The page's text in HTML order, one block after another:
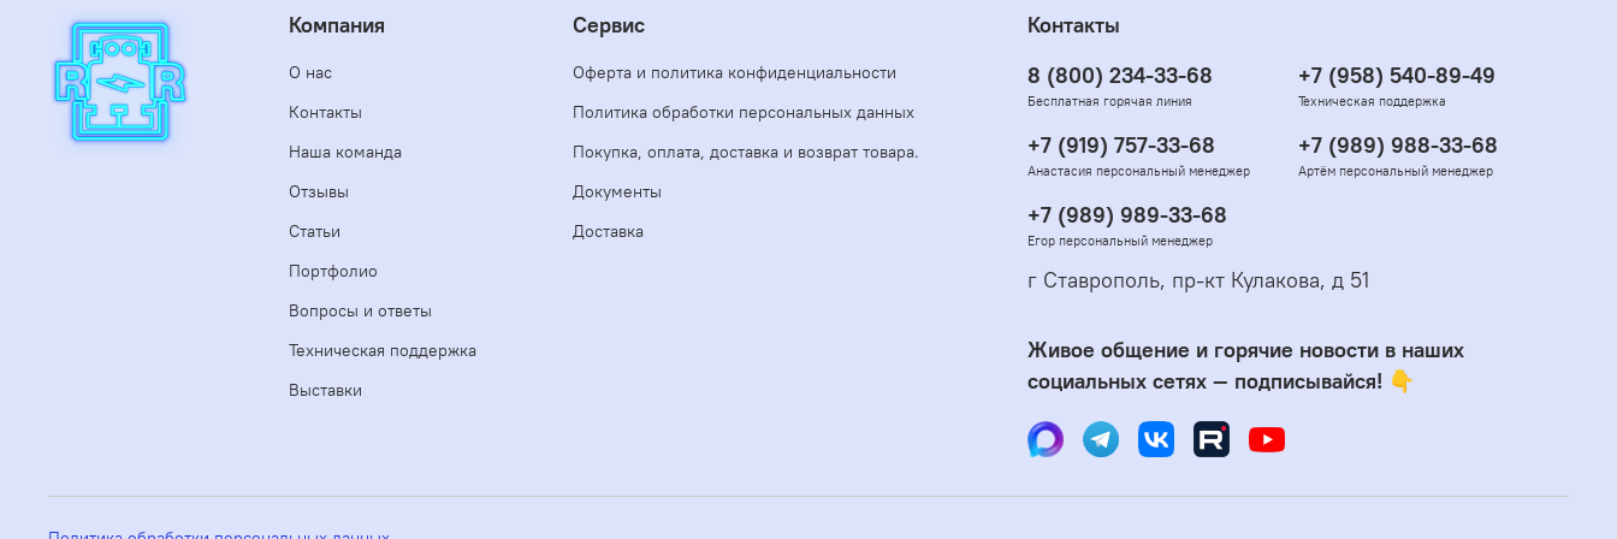
Компания
О нас
Контакты
Наша команда
Отзывы
Статьи
Портфолио
Вопросы и ответы
Техническая поддержка
Выставки
Сервис
Оферта и политика конфиденциальности
Политика обработки персональных данных
Покупка, оплата, доставка и возврат товара.
Документы
Доставка
Контакты
8 (800) 234-33-68
Бесплатная горячая линия
+7 (958) 540-89-49
Техническая поддержка
+7 (919) 757-33-68
Анастасия персональный менеджер
+7 (989) 988-33-68
Артём персональный менеджер
+7 (989) 989-33-68
Егор персональный менеджер
г Ставрополь, пр-кт Кулакова, д 51
Живое общение и горячие новости в наших
социальных сетях — подписывайся! 👇